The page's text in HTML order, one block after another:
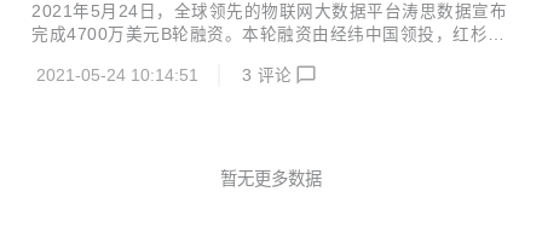
2021年5月24日，全球领先的物联网大数据平台涛思数据宣布
完成4700万美元B轮融资。本轮融资由经纬中国领投，红杉资
家财务顾问。融资资金将主要用于技术研发与市场拓展。 涛思
网大数据平台TDengine，可广泛运用于物联网、车联网、工
2021-05-24 10:14:51 3 评论
暂无更多数据